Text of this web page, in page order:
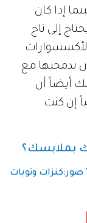
إذا كان
إلى تاج
تدمجيها مع
أيضاً أن
إن كنت
بملابسك؟
صور:كنزات وتوبات